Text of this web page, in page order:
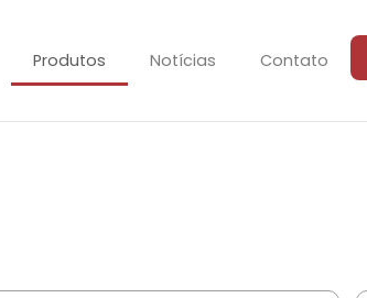
Produtos Notícias Contato